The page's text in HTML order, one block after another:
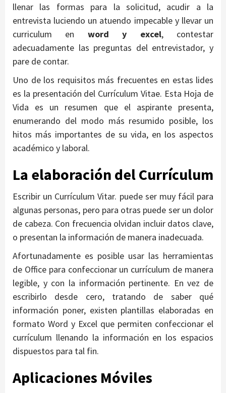
llenar las formas para la solicitud, acudir a la
entrevista luciendo un atuendo impecable y llevar un
curriculum en word y excel, contestar
adecuadamente las preguntas del entrevistador, y
pare de contar.
Uno de los requisitos más frecuentes en estas lides
es la presentación del Currículum Vitae. Esta Hoja de
Vida es un resumen que el aspirante presenta,
enumerando del modo más resumido posible, los
hitos más importantes de su vida, en los aspectos
académico y laboral.
La elaboración del Currículum
Escribir un Currículum Vitar. puede ser muy fácil para
algunas personas, pero para otras puede ser un dolor
de cabeza. Con frecuencia olvidan incluir datos clave,
o presentan la información de manera inadecuada.
Afortunadamente es posible usar las herramientas
de Office para confeccionar un currículum de manera
legible, y con la información pertinente. En vez de
escribirlo desde cero, tratando de saber qué
información poner, existen plantillas elaboradas en
formato Word y Excel que permiten confeccionar el
currículum llenando la información en los espacios
dispuestos para tal fin.
Aplicaciones Móviles